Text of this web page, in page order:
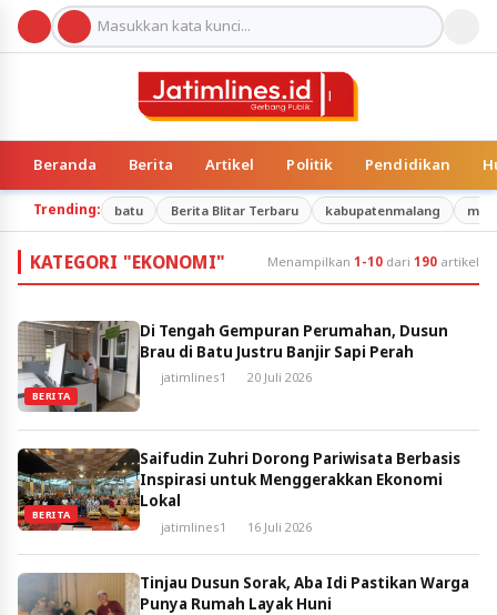
Beranda Berita Artikel Politik Pendidikan
Trending: batu Berita Blitar Terbaru kabupatenmalang
KATEGORI "EKONOMI" Menampilkan 1-10 dari 190 artikel
BERITA
Di Tengah Gempuran Perumahan, Dusun
Brau di Batu Justru Banjir Sapi Perah
jatimlines1 20 Juli 2026
BERITA
Saifudin Zuhri Dorong Pariwisata Berbasis
Inspirasi untuk Menggerakkan Ekonomi
Lokal
jatimlines1 16 Juli 2026
Tinjau Dusun Sorak, Aba Idi Pastikan Warga
Punya Rumah Layak Huni